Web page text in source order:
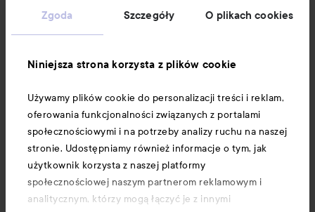
Zgoda Szczegóły O plikach cookies
Niniejsza strona korzysta z plików cookie
Używamy plików cookie do personalizacji treści i reklam,
oferowania funkcjonalności związanych z portalami
społecznościowymi i na potrzeby analizy ruchu na naszej
stronie. Udostępniamy również informacje o tym, jak
użytkownik korzysta z naszej platformy
społecznościowej naszym partnerom reklamowym i
analitycznym, którzy mogą łączyć je z innymi
Obsługa klienta
Informacje
Pobierz aplikację Lyko